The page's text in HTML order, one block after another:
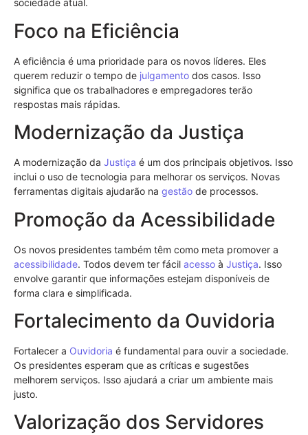
sociedade atual.
Foco na Eficiência
A eficiência é uma prioridade para os novos líderes. Eles
querem reduzir o tempo de julgamento dos casos. Isso
significa que os trabalhadores e empregadores terão
respostas mais rápidas.
Modernização da Justiça
A modernização da Justiça é um dos principais objetivos. Isso
inclui o uso de tecnologia para melhorar os serviços. Novas
ferramentas digitais ajudarão na gestão de processos.
Promoção da Acessibilidade
Os novos presidentes também têm como meta promover a
acessibilidade. Todos devem ter fácil acesso à Justiça. Isso
envolve garantir que informações estejam disponíveis de
forma clara e simplificada.
Fortalecimento da Ouvidoria
Fortalecer a Ouvidoria é fundamental para ouvir a sociedade.
Os presidentes esperam que as críticas e sugestões
melhorem serviços. Isso ajudará a criar um ambiente mais
justo.
Valorização dos Servidores